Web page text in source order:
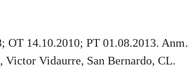
OT 14.10.2010; PT 01.08.2013.
Vidaurre, San Bernardo, CL.